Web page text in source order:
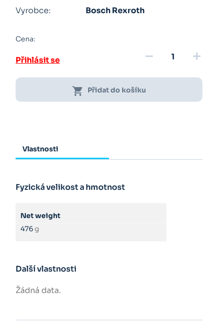
Vyrobce:
Bosch Rexroth
Cena:
Přihlásit se remove add
shopping_cart Přidat do košíku
Vlastnosti
Fyzická velikost a hmotnost
Net weight
476g
Další vlastnosti
Žádná data.